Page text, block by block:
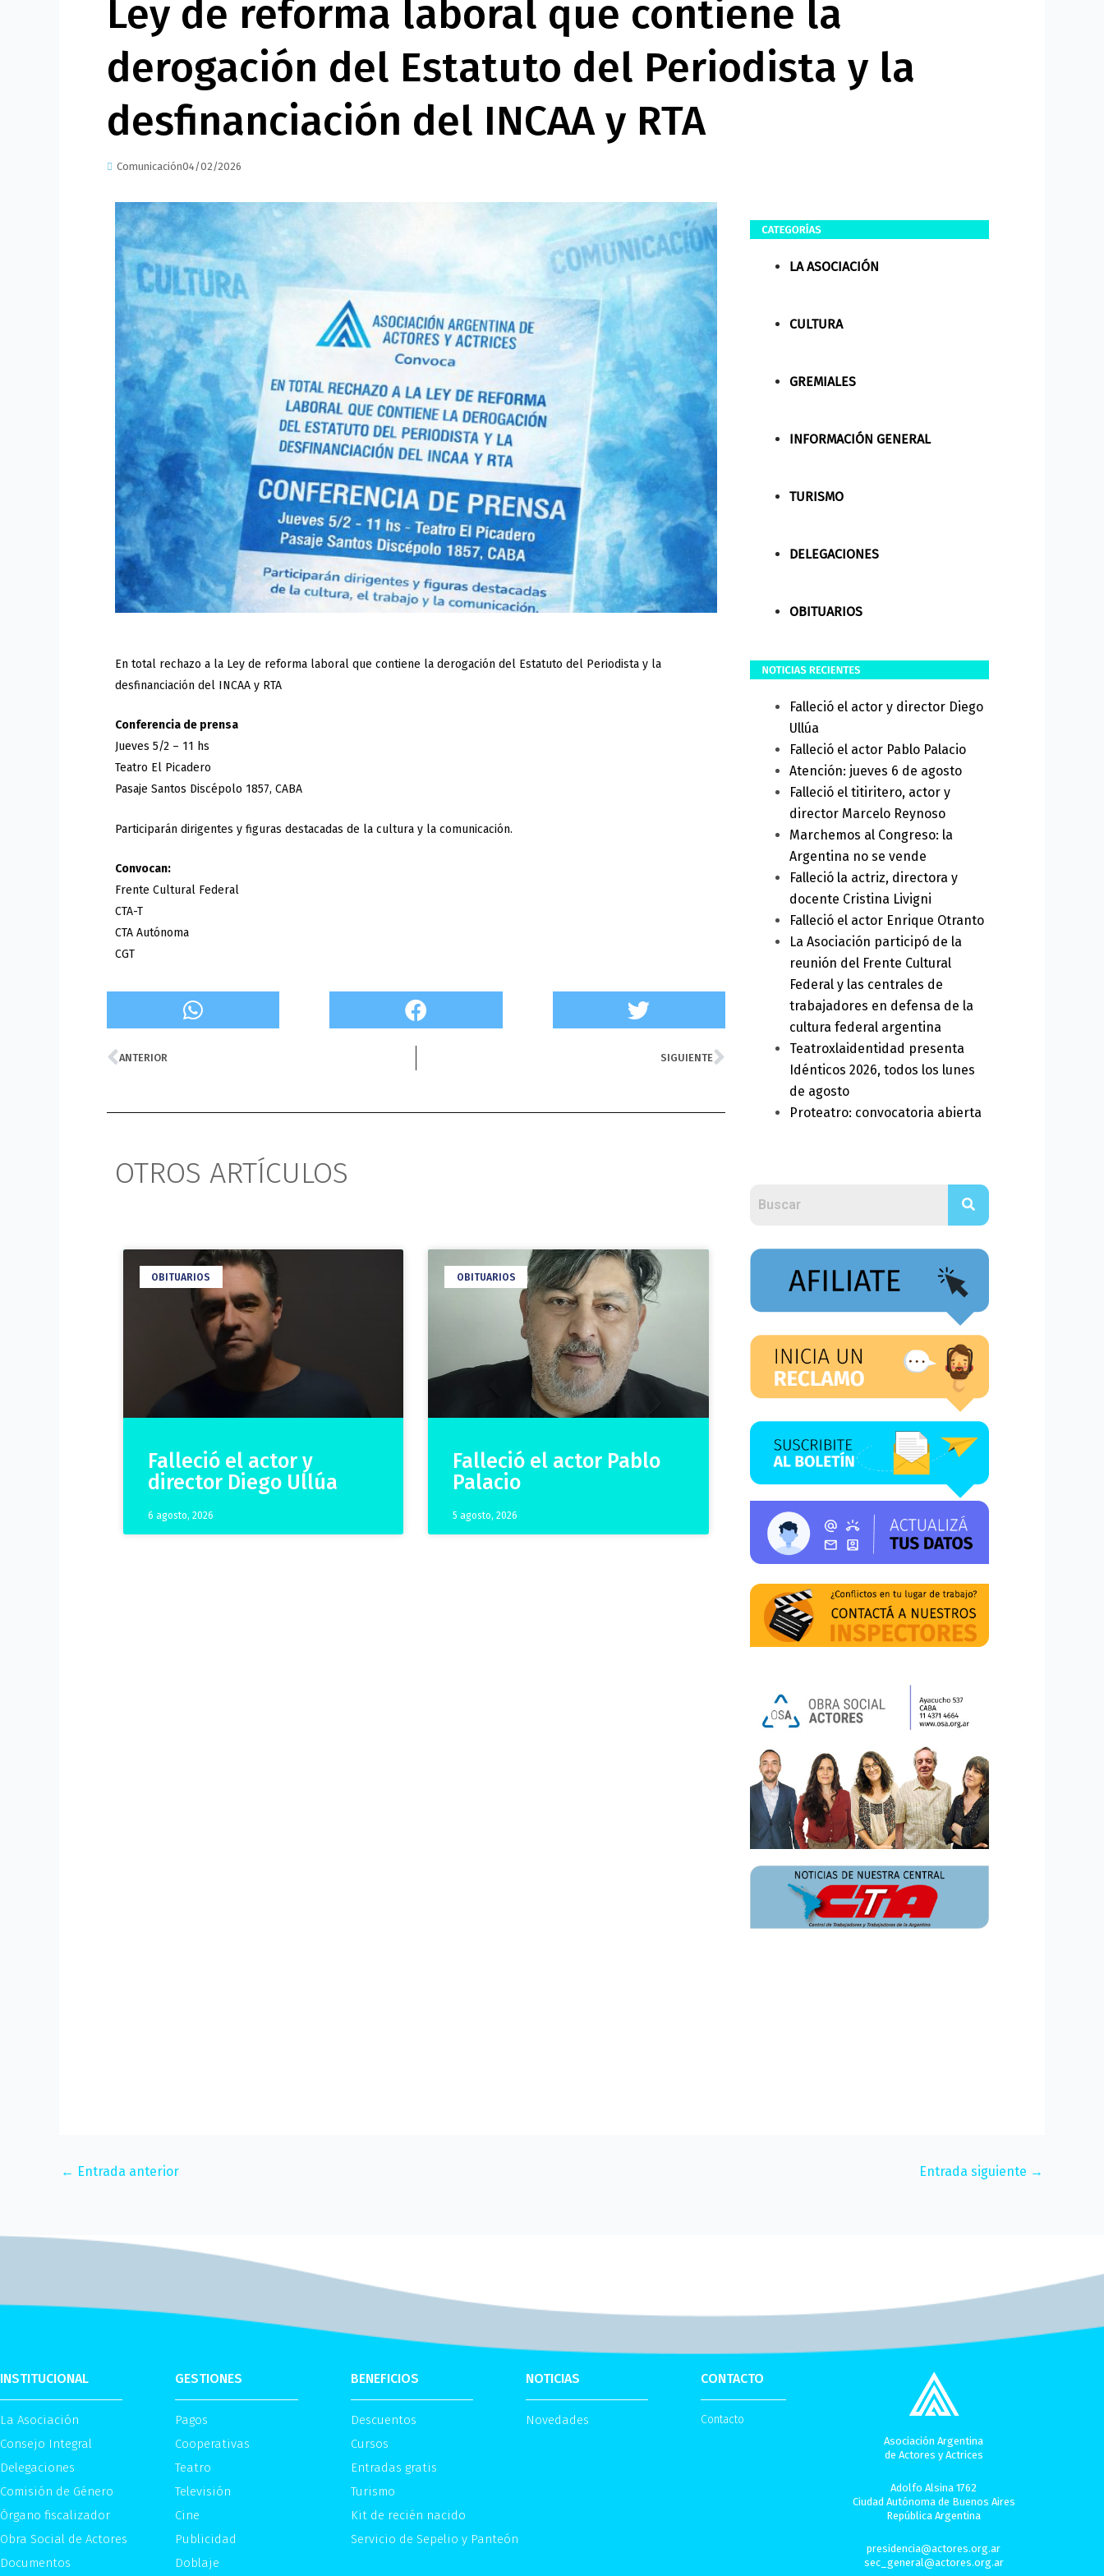
Ley de reforma laboral que contiene la
derogación del Estatuto del Periodista y la
desfinanciación del INCAA y RTA
Comunicación04/02/2026
En total rechazo a la Ley de reforma laboral que contiene la derogación del Estatuto del Periodista y la
desfinanciación del INCAA y RTA
Conferencia de prensa
Jueves 5/2 – 11 hs
Teatro El Picadero
Pasaje Santos Discépolo 1857, CABA
Participarán dirigentes y figuras destacadas de la cultura y la comunicación.
Convocan:
Frente Cultural Federal
CTA-T
CTA Autónoma
CGT
Prev
ANTERIOR SIGUIENTENext
OTROS ARTÍCULOS
OBITUARIOS
Falleció el actor y
director Diego Ullúa
6 agosto, 2026
OBITUARIOS
Falleció el actor Pablo
Palacio
5 agosto, 2026
LA ASOCIACIÓN
CULTURA
GREMIALES
INFORMACIÓN GENERAL
TURISMO
DELEGACIONES
OBITUARIOS
Falleció el actor y director Diego
Ullúa
Falleció el actor Pablo Palacio
Atención: jueves 6 de agosto
Falleció el titiritero, actor y
director Marcelo Reynoso
Marchemos al Congreso: la
Argentina no se vende
Falleció la actriz, directora y
docente Cristina Livigni
Falleció el actor Enrique Otranto
La Asociación participó de la
reunión del Frente Cultural
Federal y las centrales de
trabajadores en defensa de la
cultura federal argentina
Teatroxlaidentidad presenta
Idénticos 2026, todos los lunes
de agosto
Proteatro: convocatoria abierta
← Entrada anterior Entrada siguiente →
INSTITUCIONAL
La Asociación
Consejo Integral
Delegaciones
Comisión de Género
Órgano fiscalizador
Obra Social de Actores
Documentos
GESTIONES
Pagos
Cooperativas
Teatro
Televisión
Cine
Publicidad
Doblaje
BENEFICIOS
Descuentos
Cursos
Entradas gratis
Turismo
Kit de recién nacido
Servicio de Sepelio y Panteón
NOTICIAS
Novedades
CONTACTO
Contacto
Asociación Argentina
de Actores y Actrices
Adolfo Alsina 1762
Ciudad Autónoma de Buenos Aires
República Argentina
presidencia@actores.org.ar
sec_general@actores.org.ar